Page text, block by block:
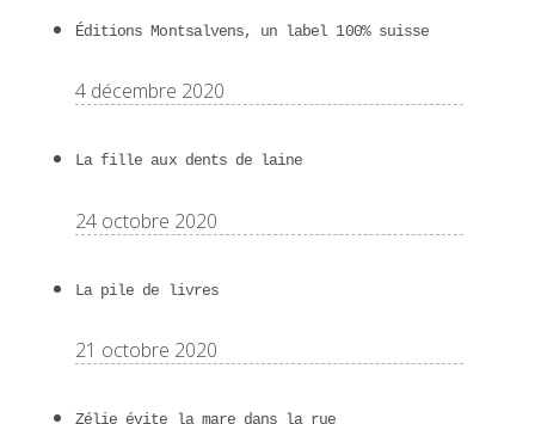
Éditions Montsalvens, un label 100% suisse
4 décembre 2020
La fille aux dents de laine
24 octobre 2020
La pile de livres
21 octobre 2020
Zélie évite la mare dans la rue